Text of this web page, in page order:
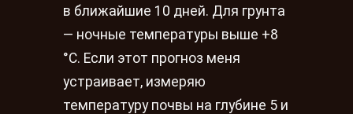
в ближайшие 10 дней. Для грунта
— ночные температуры выше +8
°С. Если этот прогноз меня
устраивает, измеряю
температуру почвы на глубине 5 и